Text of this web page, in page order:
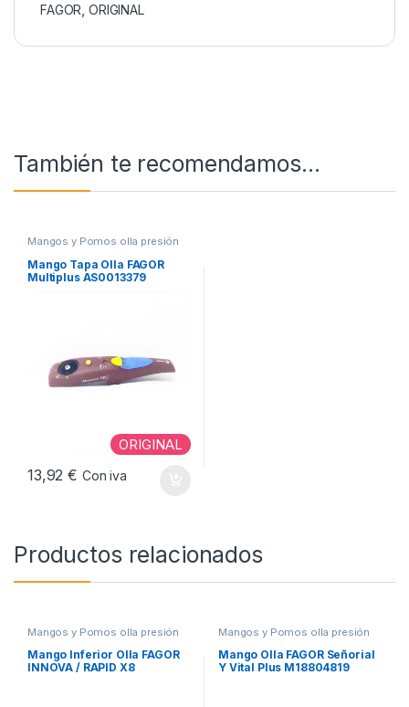
FAGOR ,ORIGINAL
También te recomendamos…
Mangos y Pomos olla presión
Mango Tapa Olla FAGOR
Multiplus AS0013379
ORIGINAL
13,92€ Con iva
Productos relacionados
Mangos y Pomos olla presión
Mango Inferior Olla FAGOR
INNOVA / RAPID X8
Mangos y Pomos olla presión
Mango Olla FAGOR Señorial
Y Vital Plus M18804819